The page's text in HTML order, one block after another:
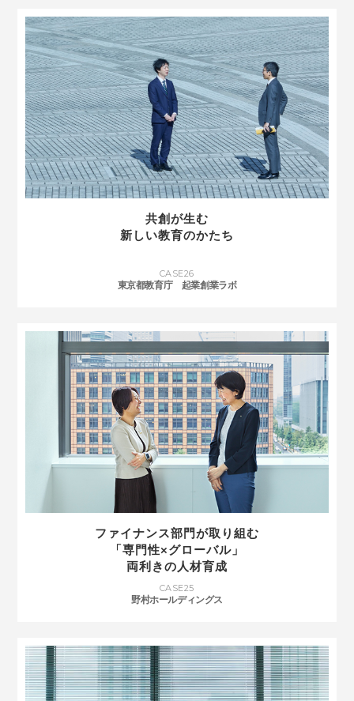
共創が生む
新しい教育のかたち
CASE26
東京都教育庁 起業創業ラボ
ファイナンス部門が取り組む
「専門性×グローバル」
両利きの人材育成
CASE25
野村ホールディングス